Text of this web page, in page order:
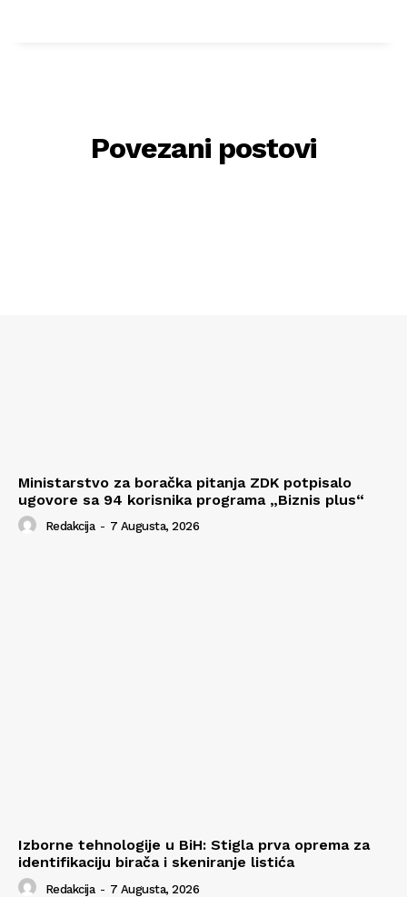
Povezani postovi
Ministarstvo za boračka pitanja ZDK potpisalo
ugovore sa 94 korisnika programa „Biznis plus“
Redakcija - 7 Augusta, 2026
Izborne tehnologije u BiH: Stigla prva oprema za
identifikaciju birača i skeniranje listića
Redakcija - 7 Augusta, 2026